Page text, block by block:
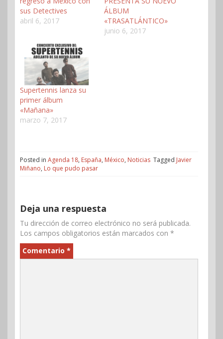
sus Detectives
abril 6, 2017
ÁLBUM
«TRASATLÁNTICO»
junio 6, 2017
Supertennis lanza su
primer álbum
«Mañana»
marzo 7, 2017
Posted in Agenda 18, España, México, Noticias Tagged Javier
Miñano, Lo que pudo pasar
Deja una respuesta
Tu dirección de correo electrónico no será publicada.
Los campos obligatorios están marcados con *
Comentario *